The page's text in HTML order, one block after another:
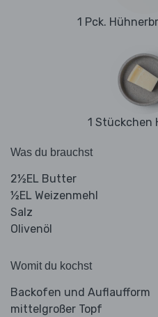
1 Pck.
1 Stückchen
Was du brauchst
2½EL Butter
½EL Weizenmehl
Salz
Olivenöl
Womit du kochst
Backofen und Auflaufform
mittelgroßer Topf